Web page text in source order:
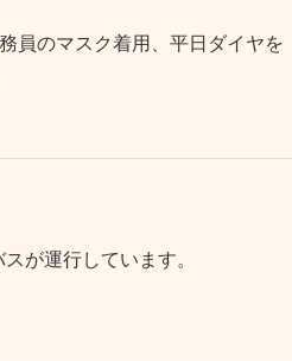
員のマスク着用、平日ダイヤを
が運行しています。